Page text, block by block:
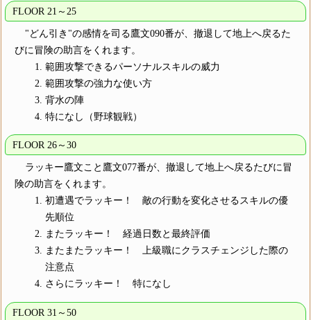
FLOOR 21～25
"どん引き"の感情を司る鷹文090番が、撤退して地上へ戻るた
びに冒険の助言をくれます。
範囲攻撃できるパーソナルスキルの威力
範囲攻撃の強力な使い方
背水の陣
特になし（野球観戦）
FLOOR 26～30
ラッキー鷹文こと鷹文077番が、撤退して地上へ戻るたびに冒
険の助言をくれます。
初遭遇でラッキー！ 敵の行動を変化させるスキルの優
先順位
またラッキー！ 経過日数と最終評価
またまたラッキー！ 上級職にクラスチェンジした際の
注意点
さらにラッキー！ 特になし
FLOOR 31～50